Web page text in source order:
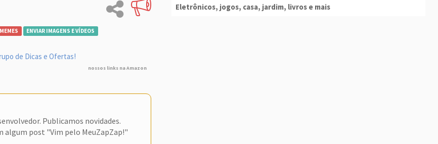
ENVIAR IMAGENS E VÍDEOS
de Dicas e Ofertas!
nossos links na Amazon
Publicamos novidades.
algum post "Vim pelo MeuZapZap!"
Eletrônicos, jogos, casa, jardim, livros e mais